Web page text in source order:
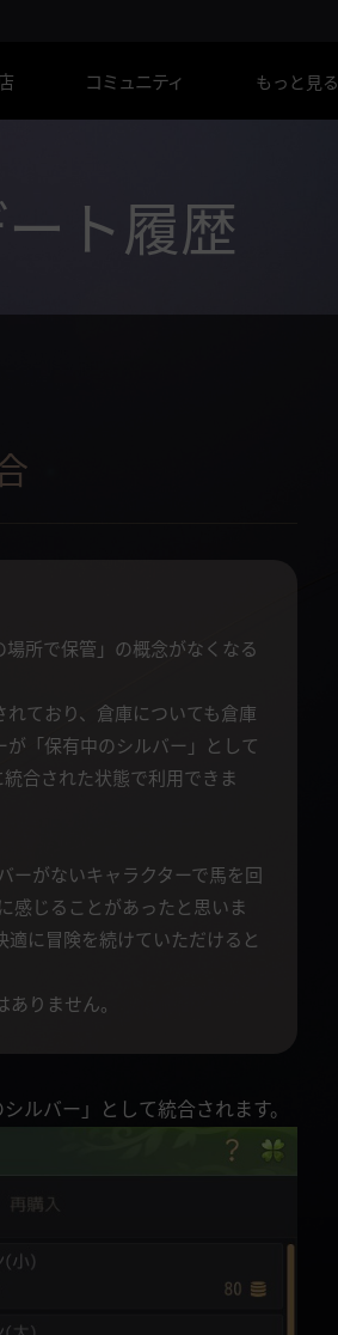
コミュニティ もっと見る
ト履歴
所で保管」の概念がなくなる
ており、倉庫についても倉庫
「保有中のシルバー」として
合された状態で利用できま
ーがないキャラクターで馬を回
感じることがあったと思いま
に冒険を続けていただけると
りません。
ルバー」として統合されます。